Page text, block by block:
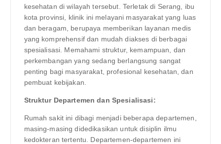
kesehatan di wilayah tersebut. Terletak di Serang, ibu
kota provinsi, klinik ini melayani masyarakat yang luas
dan beragam, berupaya memberikan layanan medis
yang komprehensif dan mudah diakses di berbagai
spesialisasi. Memahami struktur, kemampuan, dan
perkembangan yang sedang berlangsung sangat
penting bagi masyarakat, profesional kesehatan, dan
pembuat kebijakan.
Struktur Departemen dan Spesialisasi:
Rumah sakit ini dibagi menjadi beberapa departemen,
masing-masing didedikasikan untuk disiplin ilmu
kedokteran tertentu. Departemen-departemen ini